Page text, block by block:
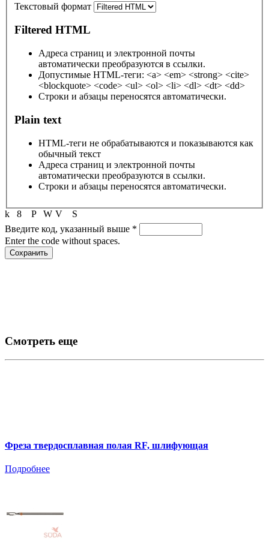
Текстовый формат
Filtered HTML
Адреса страниц и электронной почты
автоматически преобразуются в ссылки.
Допустимые HTML-теги: <a> <em> <strong> <cite>
<blockquote> <code> <ul> <ol> <li> <dl> <dt> <dd>
Строки и абзацы переносятся автоматически.
Plain text
HTML-теги не обрабатываются и показываются как
обычный текст
Адреса страниц и электронной почты
автоматически преобразуются в ссылки.
Строки и абзацы переносятся автоматически.
k 8 P S
W V
Введите код, указанный выше *
Enter the code without spaces.
Смотреть еще
Фреза твердосплавная полая RF, шлифующая
Подробнее